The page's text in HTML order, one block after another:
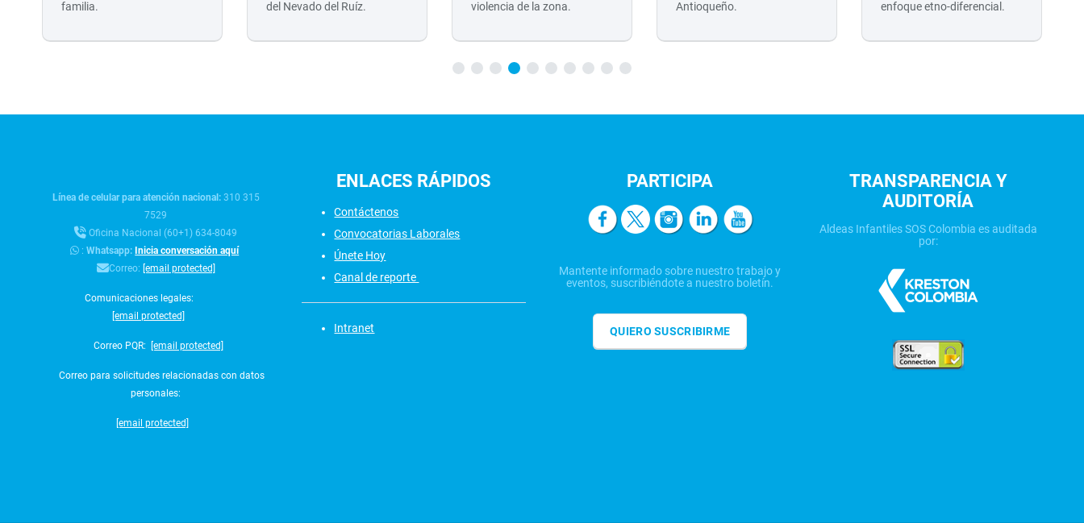
familia.
del Nevado del Ruíz.
violencia de la zona.
Antioqueño.
enfoque etno-diferencial.
Línea de celular para atención nacional: 310 315
7529
Oficina Nacional (60+1) 634-8049
:Whatsapp: Inicia conversación aquí
Correo: [email protected]
Comunicaciones legales:
[email protected]
Correo PQR: [email protected]
Correo para solicitudes relacionadas con datos
personales:
[email protected]
ENLACES RÁPIDOS
Contáctenos
Convocatorias Laborales
Únete Hoy
Canal de reporte
Intranet
PARTICIPA
Mantente informado sobre nuestro trabajo y
eventos, suscribiéndote a nuestro boletín.
QUIERO SUSCRIBIRME
TRANSPARENCIA Y
AUDITORÍA
Aldeas Infantiles SOS Colombia es auditada
por: